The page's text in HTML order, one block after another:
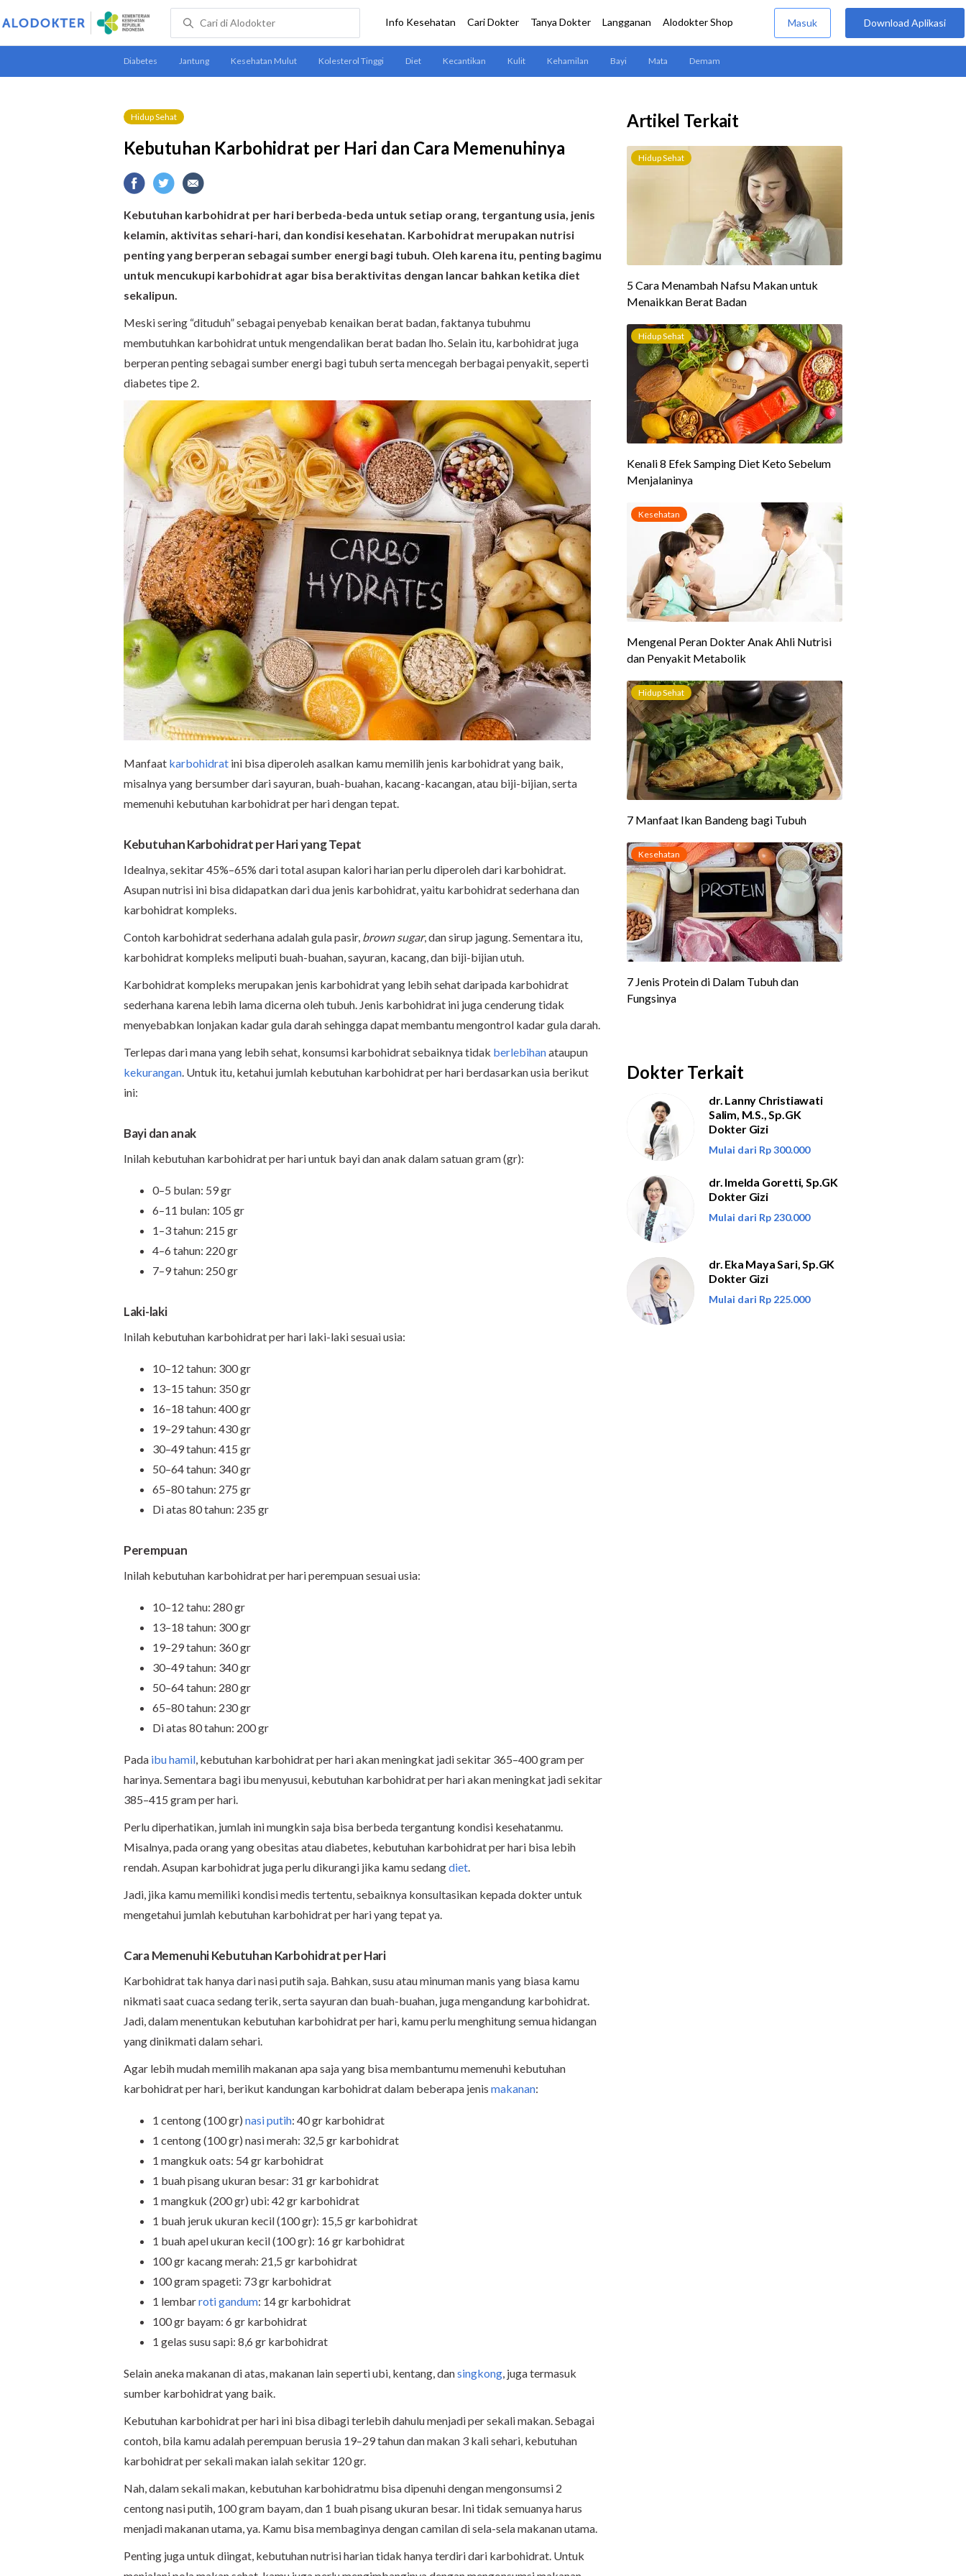
Hidup Sehat
Kebutuhan Karbohidrat per Hari dan Cara Memenuhinya
Kebutuhan karbohidrat per hari berbeda-beda untuk setiap orang, tergantung usia, jenis
kelamin, aktivitas sehari-hari, dan kondisi kesehatan. Karbohidrat merupakan nutrisi
penting yang berperan sebagai sumber energi bagi tubuh. Oleh karena itu, penting bagimu
untuk mencukupi karbohidrat agar bisa beraktivitas dengan lancar bahkan ketika diet
sekalipun.
Meski sering “dituduh” sebagai penyebab kenaikan berat badan, faktanya tubuhmu
membutuhkan karbohidrat untuk mengendalikan berat badan lho. Selain itu, karbohidrat juga
berperan penting sebagai sumber energi bagi tubuh serta mencegah berbagai penyakit, seperti
diabetes tipe 2.
Manfaat karbohidrat ini bisa diperoleh asalkan kamu memilih jenis karbohidrat yang baik,
misalnya yang bersumber dari sayuran, buah-buahan, kacang-kacangan, atau biji-bijian, serta
memenuhi kebutuhan karbohidrat per hari dengan tepat.
Kebutuhan Karbohidrat per Hari yang Tepat
Idealnya, sekitar 45%–65% dari total asupan kalori harian perlu diperoleh dari karbohidrat.
Asupan nutrisi ini bisa didapatkan dari dua jenis karbohidrat, yaitu karbohidrat sederhana dan
karbohidrat kompleks.
Contoh karbohidrat sederhana adalah gula pasir, brown sugar, dan sirup jagung. Sementara itu,
karbohidrat kompleks meliputi buah-buahan, sayuran, kacang, dan biji-bijian utuh.
Karbohidrat kompleks merupakan jenis karbohidrat yang lebih sehat daripada karbohidrat
sederhana karena lebih lama dicerna oleh tubuh. Jenis karbohidrat ini juga cenderung tidak
menyebabkan lonjakan kadar gula darah sehingga dapat membantu mengontrol kadar gula darah.
Terlepas dari mana yang lebih sehat, konsumsi karbohidrat sebaiknya tidak berlebihanataupun
kekurangan. Untuk itu, ketahui jumlah kebutuhan karbohidrat per hari berdasarkan usia berikut
ini:
Bayi dan anak
Inilah kebutuhan karbohidrat per hari untuk bayi dan anak dalam satuan gram (gr):
0–5 bulan: 59 gr
6–11 bulan: 105 gr
1–3 tahun: 215 gr
4–6 tahun: 220 gr
7–9 tahun: 250 gr
Laki-laki
Inilah kebutuhan karbohidrat per hari laki-laki sesuai usia:
10–12 tahun: 300 gr
13–15 tahun: 350 gr
16–18 tahun: 400 gr
19–29 tahun: 430 gr
30–49 tahun: 415 gr
50–64 tahun: 340 gr
65–80 tahun: 275 gr
Di atas 80 tahun: 235 gr
Perempuan
Inilah kebutuhan karbohidrat per hari perempuan sesuai usia:
10–12 tahu: 280 gr
13–18 tahun: 300 gr
19–29 tahun: 360 gr
30–49 tahun: 340 gr
50–64 tahun: 280 gr
65–80 tahun: 230 gr
Di atas 80 tahun: 200 gr
Pada ibu hamil, kebutuhan karbohidrat per hari akan meningkat jadi sekitar 365–400 gram per
harinya. Sementara bagi ibu menyusui, kebutuhan karbohidrat per hari akan meningkat jadi sekitar
385–415 gram per hari.
Perlu diperhatikan, jumlah ini mungkin saja bisa berbeda tergantung kondisi kesehatanmu.
Misalnya, pada orang yang obesitas atau diabetes, kebutuhan karbohidrat per hari bisa lebih
rendah. Asupan karbohidrat juga perlu dikurangi jika kamu sedangdiet.
Jadi, jika kamu memiliki kondisi medis tertentu, sebaiknya konsultasikan kepada dokter untuk
mengetahui jumlah kebutuhan karbohidrat per hari yang tepat ya.
Cara Memenuhi Kebutuhan Karbohidrat per Hari
Karbohidrat tak hanya dari nasi putih saja. Bahkan, susu atau minuman manis yang biasa kamu
nikmati saat cuaca sedang terik, serta sayuran dan buah-buahan, juga mengandung karbohidrat.
Jadi, dalam menentukan kebutuhan karbohidrat per hari, kamu perlu menghitung semua hidangan
yang dinikmati dalam sehari.
Agar lebih mudah memilih makanan apa saja yang bisa membantumu memenuhi kebutuhan
karbohidrat per hari, berikut kandungan karbohidrat dalam beberapa jenis makanan:
1 centong (100 gr) nasi putih: 40 gr karbohidrat
1 centong (100 gr) nasi merah: 32,5 gr karbohidrat
1 mangkuk oats: 54 gr karbohidrat
1 buah pisang ukuran besar: 31 gr karbohidrat
1 mangkuk (200 gr) ubi: 42 gr karbohidrat
1 buah jeruk ukuran kecil (100 gr): 15,5 gr karbohidrat
1 buah apel ukuran kecil (100 gr): 16 gr karbohidrat
100 gr kacang merah: 21,5 gr karbohidrat
100 gram spageti: 73 gr karbohidrat
1 lembarroti gandum: 14 gr karbohidrat
100 gr bayam: 6 gr karbohidrat
1 gelas susu sapi: 8,6 gr karbohidrat
Selain aneka makanan di atas, makanan lain seperti ubi, kentang, dansingkong, juga termasuk
sumber karbohidrat yang baik.
Kebutuhan karbohidrat per hari ini bisa dibagi terlebih dahulu menjadi per sekali makan. Sebagai
contoh, bila kamu adalah perempuan berusia 19–29 tahun dan makan 3 kali sehari, kebutuhan
karbohidrat per sekali makan ialah sekitar 120 gr.
Nah, dalam sekali makan, kebutuhan karbohidratmu bisa dipenuhi dengan mengonsumsi 2
centong nasi putih, 100 gram bayam, dan 1 buah pisang ukuran besar. Ini tidak semuanya harus
menjadi makanan utama, ya. Kamu bisa membaginya dengan camilan di sela-sela makanan utama.
Penting juga untuk diingat, kebutuhan nutrisi harian tidak hanya terdiri dari karbohidrat. Untuk
Artikel Terkait
Dokter Terkait